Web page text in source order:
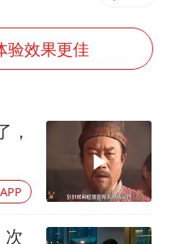
中国女篮70-67险胜尼日利亚女篮
国防部：坚决反制任何闹海挑衅图谋
日本试射“战斧”导弹，国防部回应
谁帮谁
开新局
验效果更佳
，